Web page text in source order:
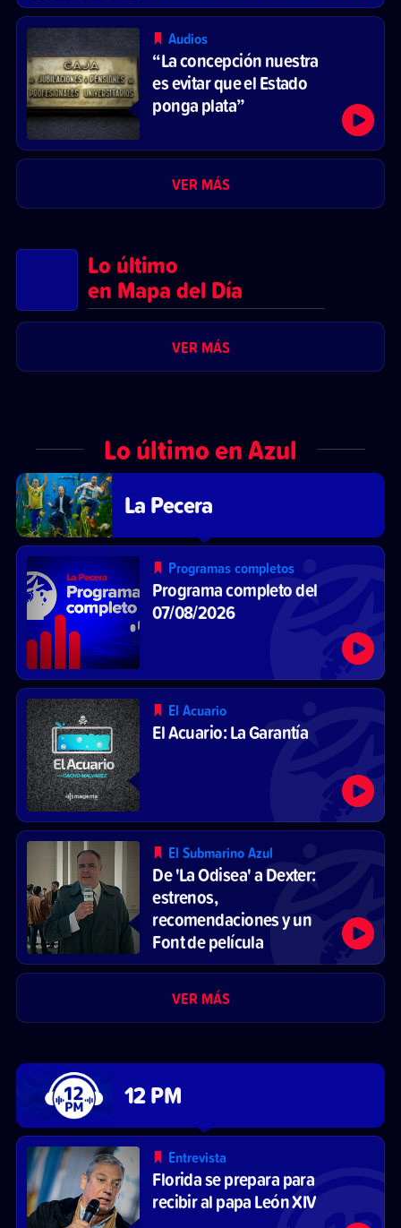
laboral
Audios
“La concepción nuestra
es evitar que el Estado
ponga plata”
VER MÁS
Lo último
en Mapa del Día
VER MÁS
Lo último en Azul
La Pecera
Programas completos
Programa completo del
07/08/2026
El Acuario
El Acuario: La Garantía
El Submarino Azul
De 'La Odisea' a Dexter:
estrenos,
recomendaciones y un
Font de película
VER MÁS
12 PM
Entrevista
Florida se prepara para
recibir al papa León XIV